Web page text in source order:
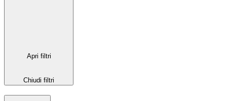
Apri filtri
Chiudi filtri